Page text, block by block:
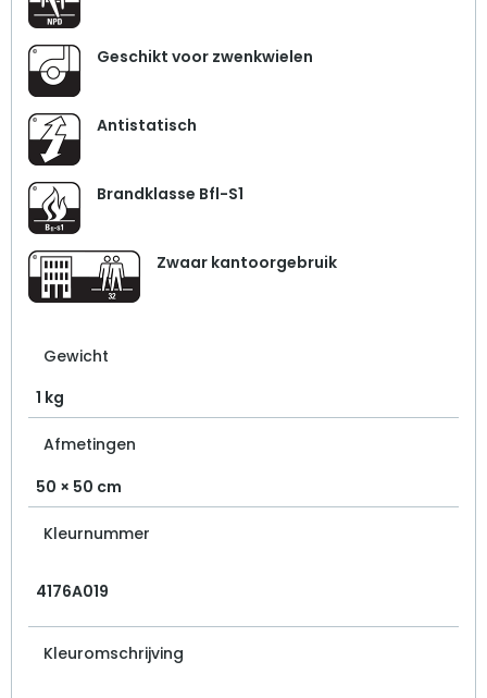
Geschikt voor zwenkwielen
Antistatisch
Brandklasse Bfl-S1
Zwaar kantoorgebruik
Gewicht
1 kg
Afmetingen
50 × 50 cm
Kleurnummer
4176A019
Kleuromschrijving